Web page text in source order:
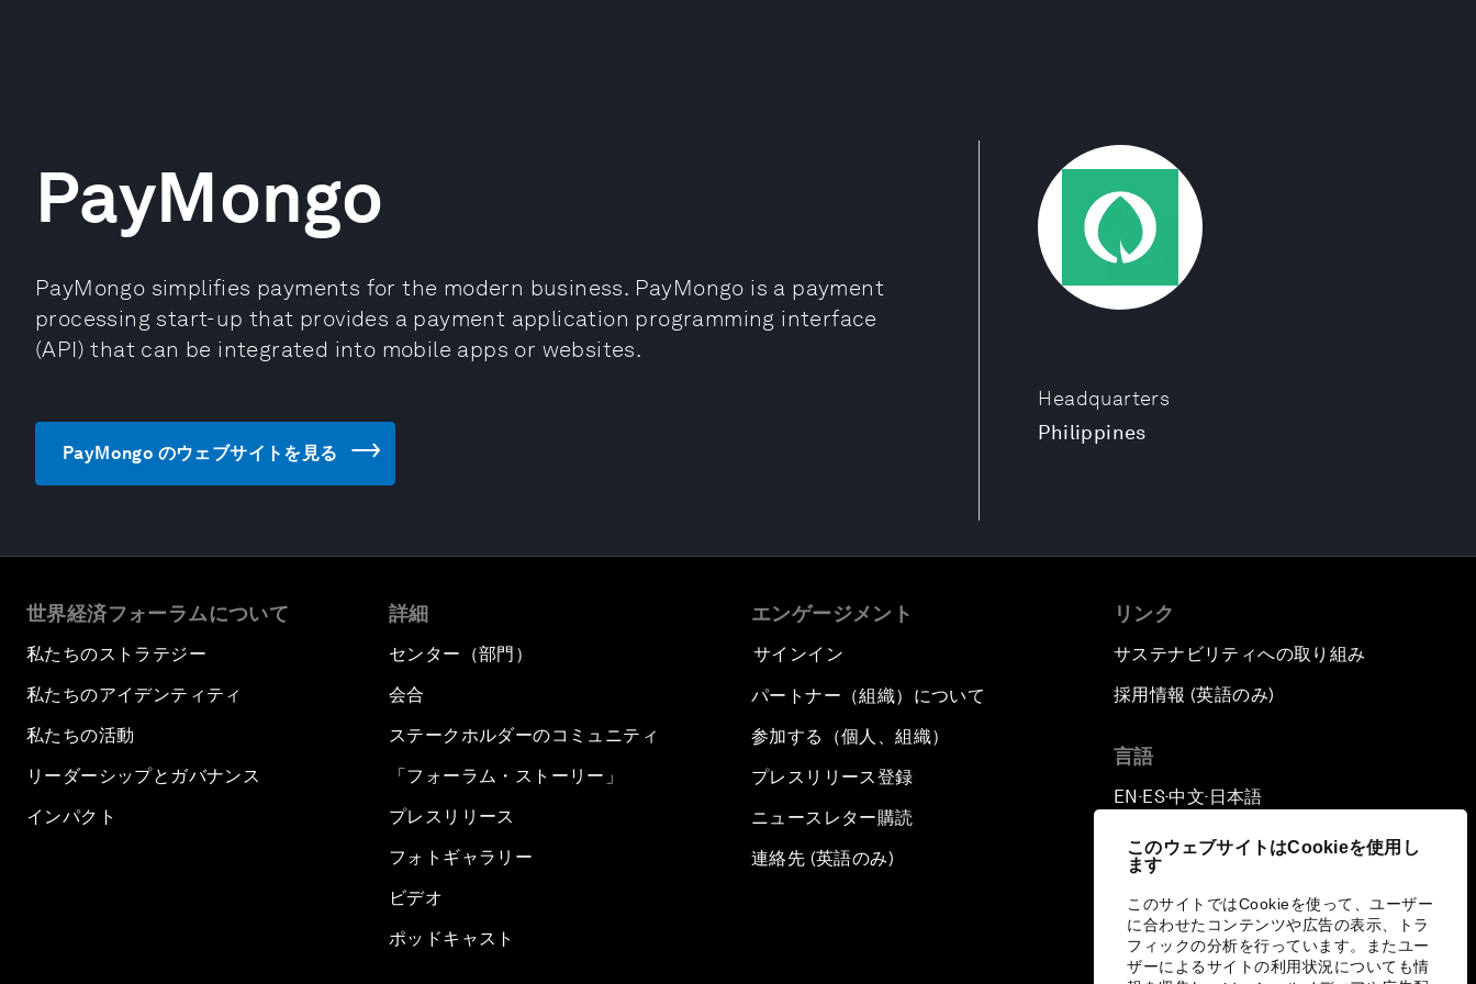
このウェブサイトはCookieを使用し
ます
このサイトではCookieを使って、ユーザー
に合わせたコンテンツや広告の表示、トラ
フィックの分析を行っています。またユー
ザーによるサイトの利用状況についても情
Headquarters
Philippines
PayMongo
PayMongo simplifies payments for the modern business. PayMongo is a payment
processing start-up that provides a payment application programming interface
(API) that can be integrated into mobile apps or websites.
PayMongo のウェブサイトを見る
世界経済フォーラムについて
私たちのストラテジー
私たちのアイデンティティ
私たちの活動
リーダーシップとガバナンス
インパクト
詳細
センター（部門）
会合
ステークホルダーのコミュニティ
「フォーラム・ストーリー」
プレスリリース
フォトギャラリー
ビデオ
ポッドキャスト
エンゲージメント
サインイン
パートナー（組織）について
参加する（個人、組織）
プレスリリース登録
ニュースレター購読
連絡先 (英語のみ)
リンク
サステナビリティへの取り組み
採用情報 (英語のみ)
言語
EN ▪ES▪中文▪ 日本語